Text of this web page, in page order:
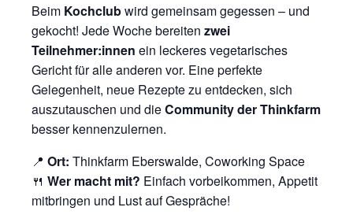
Beim Kochclubwird gemeinsam gegessen – und
gekocht! Jede Woche bereiten zwei
Teilnehmer:innen ein leckeres vegetarisches
Gericht für alle anderen vor. Eine perfekte
Gelegenheit, neue Rezepte zu entdecken, sich
auszutauschen und dieCommunity der Thinkfarm
besser kennenzulernen.
📍 Ort: Thinkfarm Eberswalde, Coworking Space
🍴 Wer macht mit? Einfach vorbeikommen, Appetit
mitbringen und Lust auf Gespräche!